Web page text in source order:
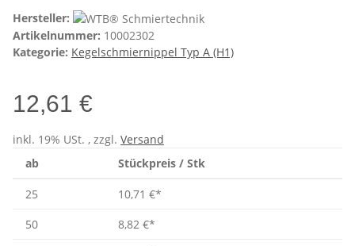
Hersteller:
Artikelnummer: 10002302
Kategorie: Kegelschmiernippel Typ A (H1)
12,61 €
inkl. 19% USt. , zzgl. Versand
ab
Stückpreis / Stk
25 10,71 €*
50
8,82 €*